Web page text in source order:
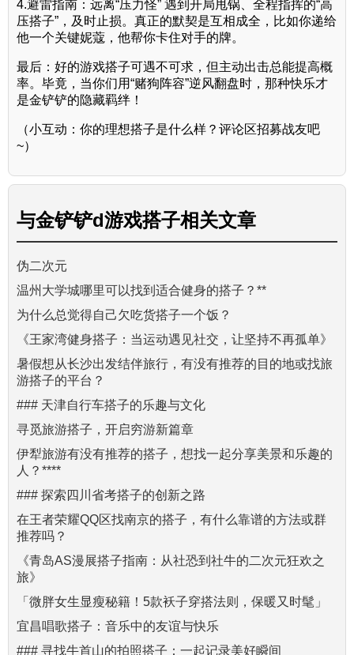
4.避雷指南：远离“压力怪” 遇到开局甩锅、全程指挥的“高
压搭子”，及时止损。真正的默契是互相成全，比如你递给
他一个关键妮蔻，他帮你卡住对手的牌。
最后：好的游戏搭子可遇不可求，但主动出击总能提高概
率。毕竟，当你们用“赌狗阵容”逆风翻盘时，那种快乐才
是金铲铲的隐藏羁绊！
（小互动：你的理想搭子是什么样？评论区招募战友吧
~）
与金铲铲d游戏搭子相关文章
伪二次元
温州大学城哪里可以找到适合健身的搭子？**
为什么总觉得自己欠吃货搭子一个饭？
《王家湾健身搭子：当运动遇见社交，让坚持不再孤单》
暑假想从长沙出发结伴旅行，有没有推荐的目的地或找旅
游搭子的平台？
### 天津自行车搭子的乐趣与文化
寻觅旅游搭子，开启穷游新篇章
伊犁旅游有没有推荐的搭子，想找一起分享美景和乐趣的
人？****
### 探索四川省考搭子的创新之路
在王者荣耀QQ区找南京的搭子，有什么靠谱的方法或群
推荐吗？
《青岛AS漫展搭子指南：从社恐到社牛的二次元狂欢之
旅》
「微胖女生显瘦秘籍！5款袄子穿搭法则，保暖又时髦」
宜昌唱歌搭子：音乐中的友谊与快乐
### 寻找牛首山的拍照搭子：一起记录美好瞬间